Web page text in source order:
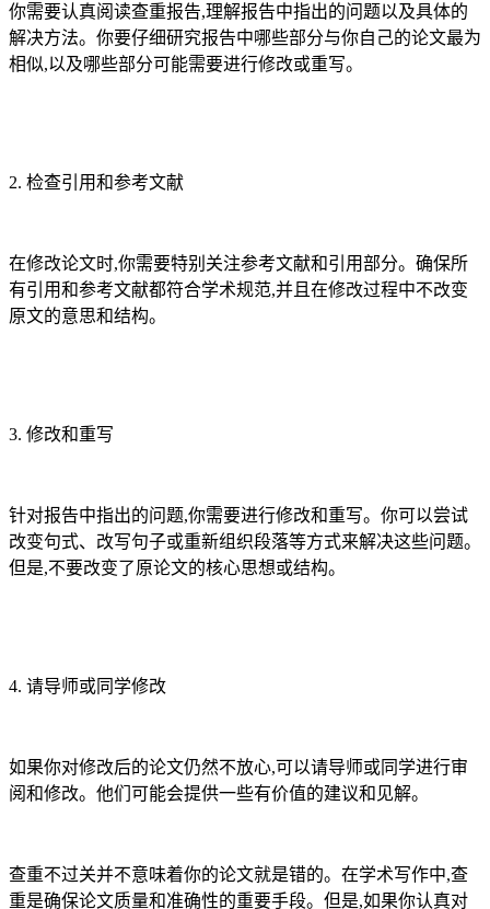
你需要认真阅读查重报告,理解报告中指出的问题以及具体的
解决方法。你要仔细研究报告中哪些部分与你自己的论文最为
相似,以及哪些部分可能需要进行修改或重写。
2. 检查引用和参考文献
在修改论文时,你需要特别关注参考文献和引用部分。确保所
有引用和参考文献都符合学术规范,并且在修改过程中不改变
原文的意思和结构。
3. 修改和重写
针对报告中指出的问题,你需要进行修改和重写。你可以尝试
改变句式、改写句子或重新组织段落等方式来解决这些问题。
但是,不要改变了原论文的核心思想或结构。
4. 请导师或同学修改
如果你对修改后的论文仍然不放心,可以请导师或同学进行审
阅和修改。他们可能会提供一些有价值的建议和见解。
查重不过关并不意味着你的论文就是错的。在学术写作中,查
重是确保论文质量和准确性的重要手段。但是,如果你认真对